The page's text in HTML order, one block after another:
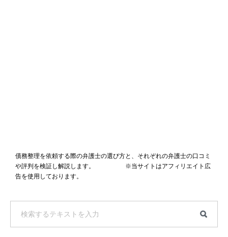
債務整理を依頼する際の弁護士の選び方と、それぞれの弁護士の口コミ
や評判を検証し解説します。 ※当サイトはアフィリエイト広
告を使用しております。